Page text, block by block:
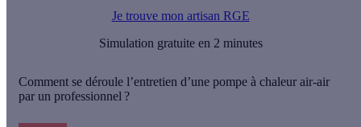
Je trouve mon artisan RGE
Simulation gratuite en 2 minutes
Comment se déroule l’entretien d’une pompe à chaleur air-air
par un professionnel ?